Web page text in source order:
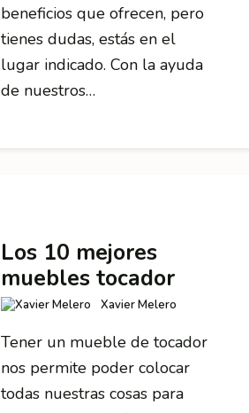
beneficios que ofrecen, pero
tienes dudas, estás en el
lugar indicado. Con la ayuda
de nuestros…
Los 10 mejores
muebles tocador
Xavier Melero
Tener un mueble de tocador
nos permite poder colocar
todas nuestras cosas para